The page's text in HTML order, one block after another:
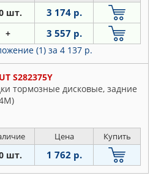
шт. 3 174 р.
+ 3 557 р.
(1) за 4 137 р.
S282375Y
тормозные дисковые, задние
Цена Купить
шт. 1 762 р.